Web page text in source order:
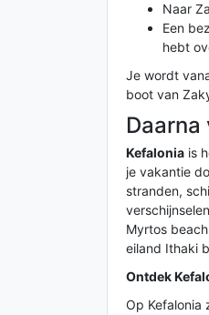
Naar
Een
hebt
Je wordt
boot van
Kefalonia is
je vakantie
stranden,
Myrtos
eiland Ithaki
Ontdek
Op Kefalonia